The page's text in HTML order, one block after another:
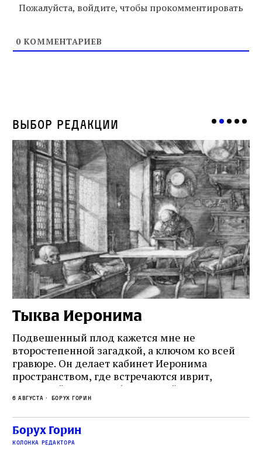
Пожалуйста, войдите, чтобы прокомментировать
0 КОММЕНТАРИЕВ
Выбор редакции
Тыква Иеронима
Подвешенный плод кажется мне не
второстепенной загадкой, а ключом ко всей
гравюре. Он делает кабинет Иеронима
пространством, где встречаются иврит,
греческий и латынь; буквальный смысл и
церковная традиция; филологическая
точность и понятность; переводчик,
убеждённый в необходимости исправления, и
читатель, воспринимающий исправление как
6 августа Борух Горин
Борух Горин
колонка редактора